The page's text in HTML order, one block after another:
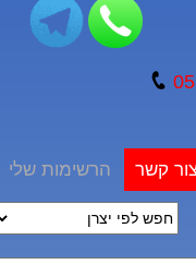
הרשימות שלי קשר